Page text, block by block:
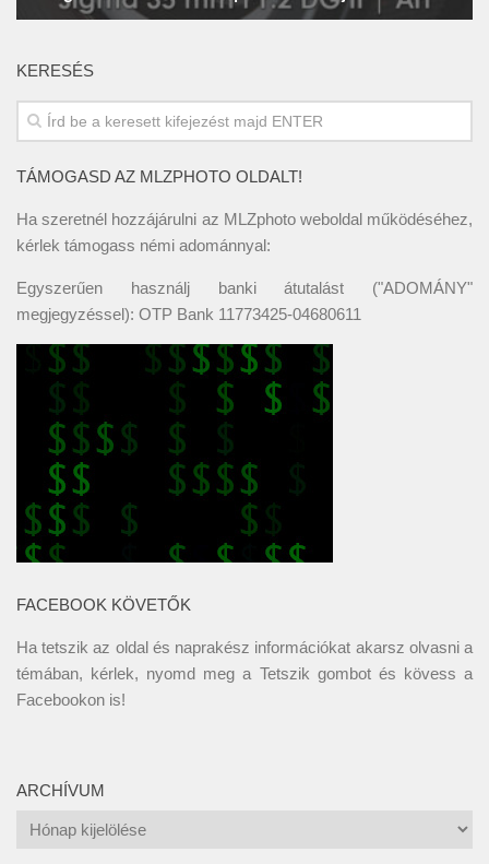
KERESÉS
TÁMOGASD AZ MLZPHOTO OLDALT!
Ha szeretnél hozzájárulni az MLZphoto weboldal működéséhez,
kérlek támogass némi adománnyal:
Egyszerűen használj banki átutalást ("ADOMÁNY"
megjegyzéssel): OTP Bank 11773425-04680611
FACEBOOK KÖVETŐK
Ha tetszik az oldal és naprakész információkat akarsz olvasni a
témában, kérlek, nyomd meg a Tetszik gombot és kövess a
Facebookon is!
ARCHÍVUM
Archívum